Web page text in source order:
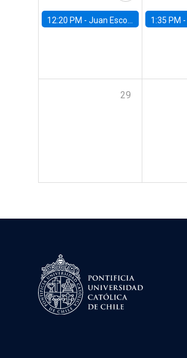
12:20 PM - Juan Escobar, Universidad de Chile 1:35 PM -
29